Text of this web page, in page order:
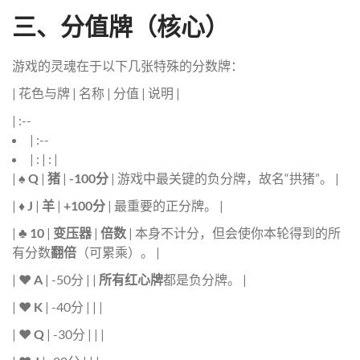
三、分值牌（核心）
游戏的灵魂在于以下几张特殊的分数牌：
| 花色与牌 | 名称 | 分值 | 说明 |
| :--
| :--
| : | : |
| ♠ Q | 猪 | -100分 | 游戏中最关键的负分牌，故名“拱猪”。 |
| ♦ J | 羊 | +100分 | 最重要的正分牌。 |
| ♣ 10 | 变压器| 倍数 | 本身不计分，但会使你本轮得到的所
有分数翻倍 （可累乘）。 |
| ♥ A | -50分 | | 所有红心牌都是负分牌。 |
| ♥ K | -40分 | | |
| ♥ Q | -30分 | | |